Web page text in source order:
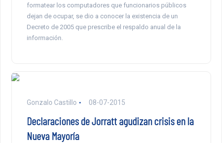
formatear los computadores que funcionarios públicos
dejan de ocupar, se dio a conocer la existencia de un
Decreto de 2005 que prescribe el respaldo anual de la
información.
Gonzalo Castillo 08-07-2015
Declaraciones de Jorratt agudizan crisis en la
Nueva Mayoría